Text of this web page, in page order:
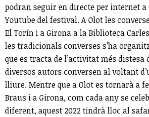
podran seguir en directe per internet
Youtube del festival. A Olot les
El Torín i a Girona a la Biblioteca
les tradicionals converses s’ha
que es tracta de l’activitat més distesa
diversos autors conversen al voltant
lliure. Mentre que a Olot es tornarà a
Braus i a Girona, com cada any se
diferent, aquest 2022 tindrà lloc al